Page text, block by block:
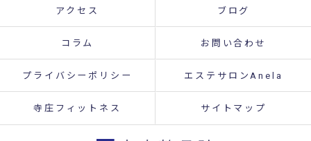
アクセス ブログ
コラム お問い合わせ
プライバシーポリシー エステサロンAnela
寺庄フィットネス サイトマップ